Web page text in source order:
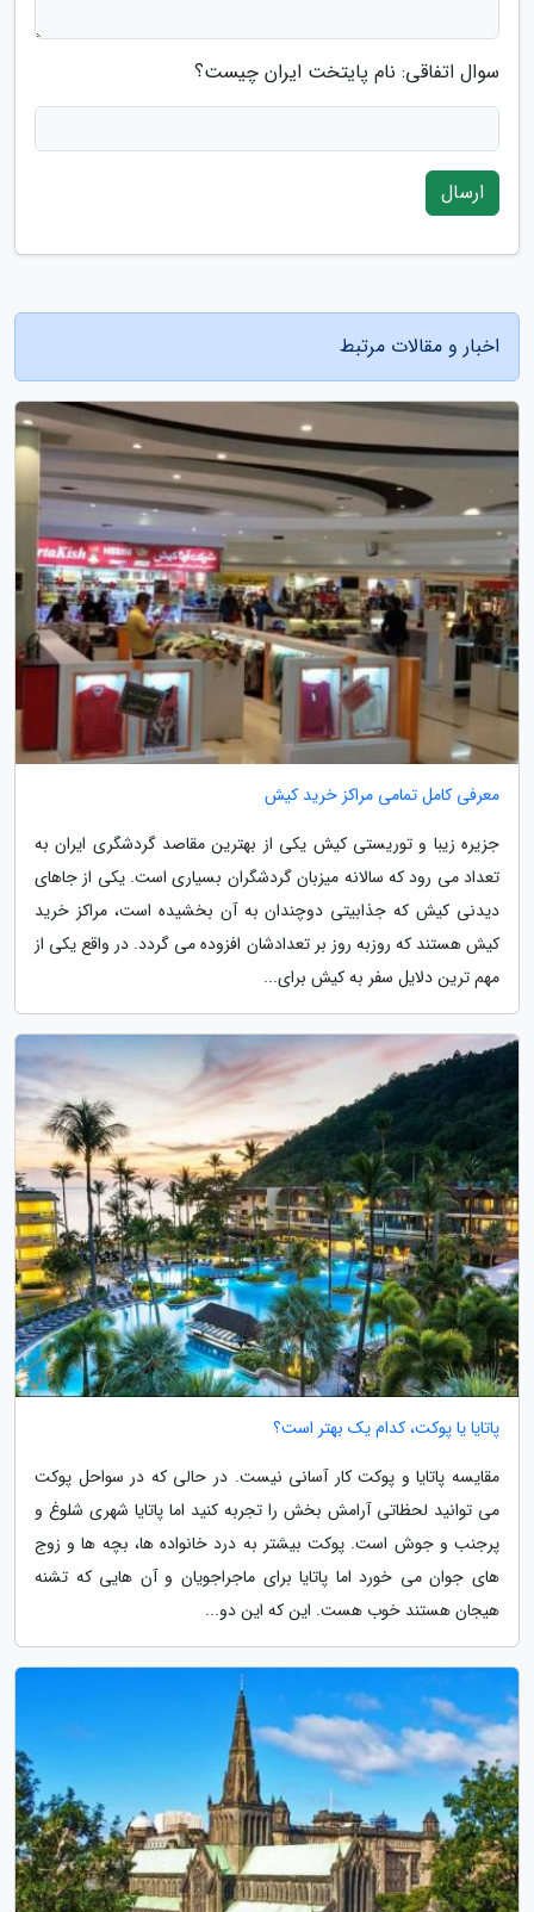
سوال اتفاقی: نام پایتخت ایران چیست؟
ارسال
اخبار و مقالات مرتبط
معرفی کامل تمامی مراکز خرید کیش
جزیره زیبا و توریستی کیش یکی از بهترین مقاصد گردشگری ایران به
تعداد می رود که سالانه میزبان گردشگران بسیاری است. یکی از جاهای
دیدنی کیش که جذابیتی دوچندان به آن بخشیده است، مراکز خرید
کیش هستند که روزبه روز بر تعدادشان افزوده می گردد. در واقع یکی از
مهم ترین دلایل سفر به کیش برای...
پاتایا یا پوکت، کدام یک بهتر است؟
مقایسه پاتایا و پوکت کار آسانی نیست. در حالی که در سواحل پوکت
می توانید لحظاتی آرامش بخش را تجربه کنید اما پاتایا شهری شلوغ و
پرجنب و جوش است. پوکت بیشتر به درد خانواده ها، بچه ها و زوج
های جوان می خورد اما پاتایا برای ماجراجویان و آن هایی که تشنه
هیجان هستند خوب هست. این که این دو...